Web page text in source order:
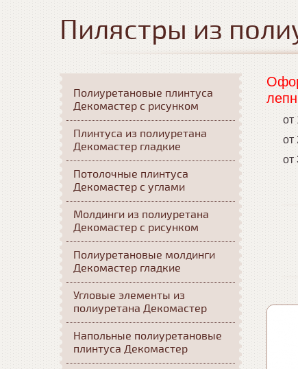
Пилястры из
от
от
от
Полиуретановые плинтуса
Декомастер с рисунком
Плинтуса из полиуретана
Декомастер гладкие
Потолочные плинтуса
Декомастер с углами
Молдинги из полиуретана
Декомастер с рисунком
Полиуретановые молдинги
Декомастер гладкие
Угловые элементы из
полиуретана Декомастер
Напольные полиуретановые
плинтуса Декомастер